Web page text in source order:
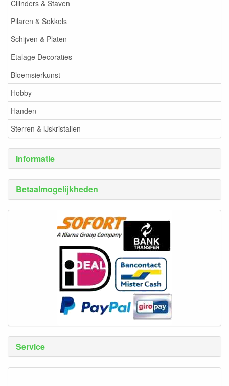
Cilinders & Staven
Pilaren & Sokkels
Schijven & Platen
Etalage Decoraties
Bloemsierkunst
Hobby
Handen
Sterren & IJskristallen
Informatie
Betaalmogelijkheden
Service